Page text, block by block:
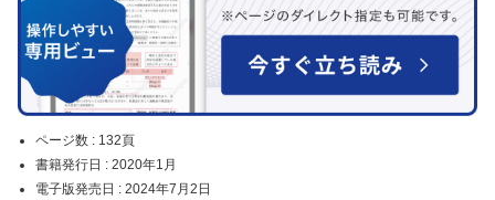
ページ数 : 132頁
書籍発行日 : 2020年1月
電子版発売日 : 2024年7月2日